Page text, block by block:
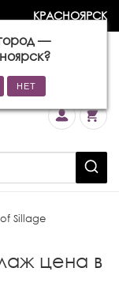
КРАСНОЯРСК
—
?
Sillage
цена в